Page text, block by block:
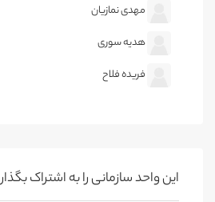
مهدی نمازیان
هدیه سوری
فریده فلاح
این واحد سازمانی را به اشتراک بگذار